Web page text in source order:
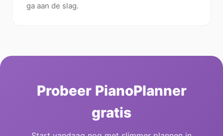
ga aan de slag.
Probeer PianoPlanner
gratis